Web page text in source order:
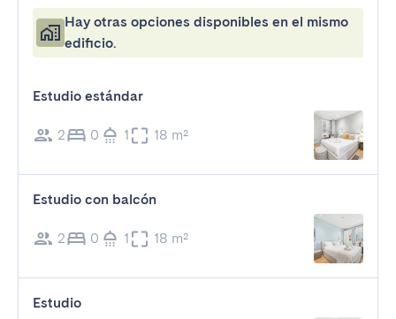
Hay otras opciones disponibles en el mismo
edificio.
Estudio estándar
2 0 1 18 m²
Estudio con balcón
2 0 1 18 m²
Estudio